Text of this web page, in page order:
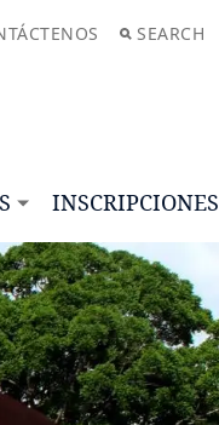
SEARCH
INSCRIPCIONES